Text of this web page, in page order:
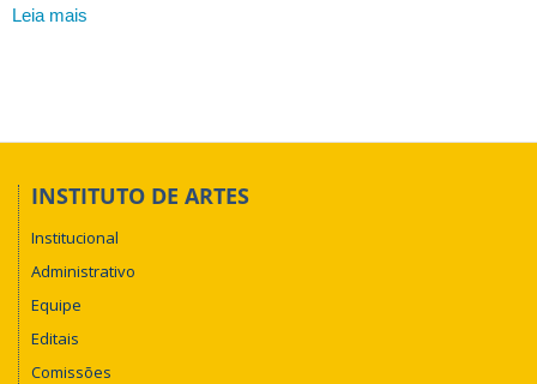
Leia mais
pós-
no
(Docentes)
INSTITUTO DE ARTES
Institucional
Administrativo
Equipe
Editais
Comissões